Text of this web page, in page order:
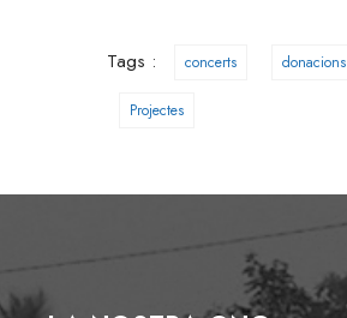
Tags : concerts donacions
Projectes